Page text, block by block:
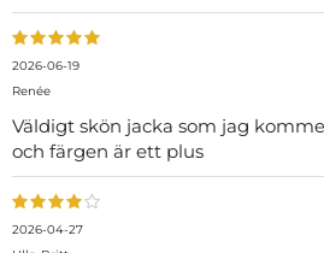
2026-06-19
Renée
Väldigt skön jacka som jag
och färgen är ett plus
2026-04-27